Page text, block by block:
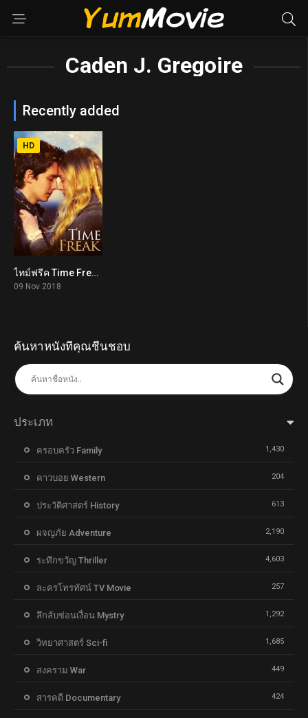
Caden J. Gregoire
Recently added
5.8
HD
ไทม์ฟรีค Time Freak (2018)
09 Nov 2018
ค้นหาหนังที่คุณชื่นชอบ
ประเภท
ครอบครัว Family 1,430
คาวบอย Western 204
ประวัติศาสตร์ History 613
ผจญภัย Adventure 2,190
ระทึกขวัญ Thriller 4,603
ละครโทรทัศน์ TV Movie 257
ลึกลับซ่อนเงื่อน Mystry 1,292
วิทยาศาสตร์ Sci-fi 1,685
สงคราม War 449
สารคดี Documentary 424